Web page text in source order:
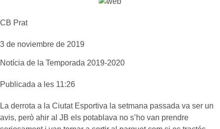
CB Prat
3 de noviembre de 2019
Notícia de la Temporada 2019-2020
Publicada a les 11:26
La derrota a la Ciutat Esportiva la setmana passada va ser un
avis, però ahir al JB els potablava no s’ho van prendre